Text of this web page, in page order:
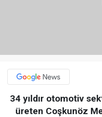
34 yıldır otomotiv
üreten Coşkunöz